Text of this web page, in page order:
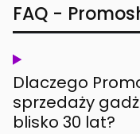
FAQ -
Dlaczego
sprzedaży
blisko 30 lat?